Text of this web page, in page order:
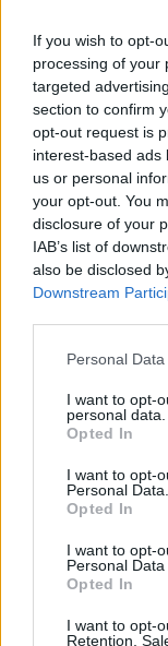
If you wish to opt-
processing of your
targeted
section to confirm
opt-out request is
interest-based ads
us or personal
your opt-out. You
disclosure of your
IAB’s list of
also be disclosed
Downstream
Personal
I want to opt-
personal data.
Opted In
I want to opt-
Personal Data.
Opted In
I want to opt-
Personal Data
Opted In
I want to opt-
Retention,
Pastebima, kad
kaupimą:
Žinios | Lietuvos
Po žinių apie
ekspertų
Žinios | Lietuvos
Aptarė galimus
kelis aspektus
Žinios | Lietuvos
Įsigalioja naujos
Žinios | Lietuvos